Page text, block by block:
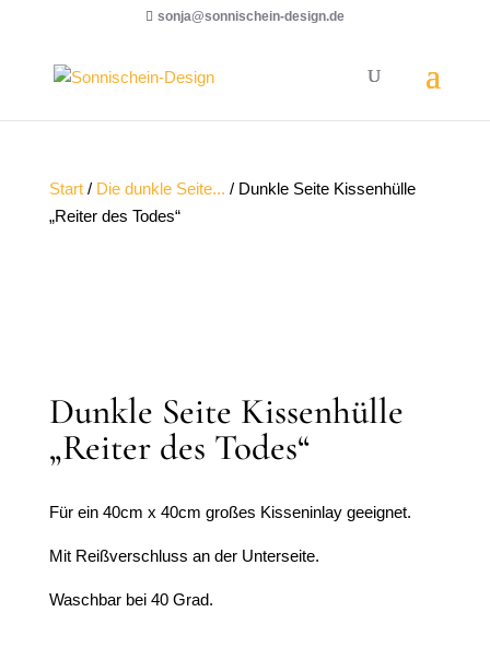
sonja@sonnischein-design.de
Start/ Die dunkle Seite... / Dunkle Seite Kissenhülle
„Reiter des Todes“
Dunkle Seite Kissenhülle
„Reiter des Todes“
Für ein 40cm x 40cm großes Kisseninlay geeignet.
Mit Reißverschluss an der Unterseite.
Waschbar bei 40 Grad.